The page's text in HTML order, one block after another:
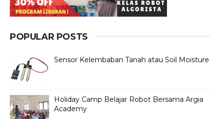
POPULAR POSTS
Sensor Kelembaban Tanah atau Soil Moisture
Holiday Camp Belajar Robot Bersama Argia
Academy